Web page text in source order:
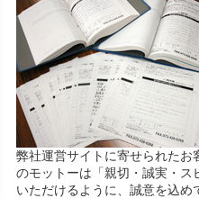
弊社運営サイトに寄せられたお
のモットーは「親切・誠実・
いただけるように、誠意を込め